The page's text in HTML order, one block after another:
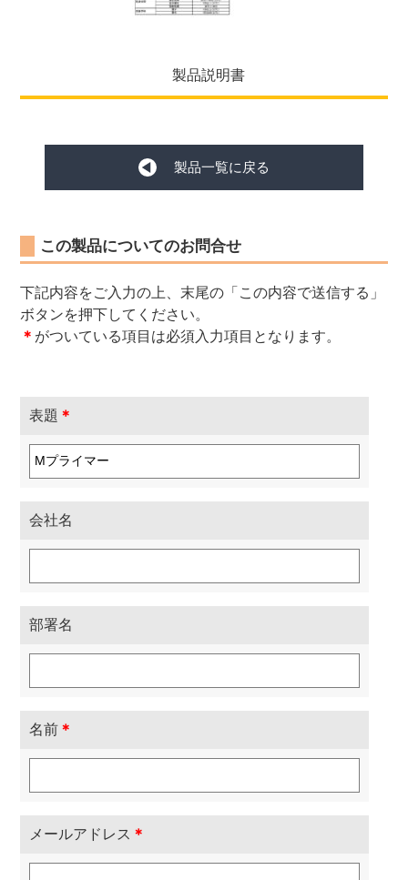
製品説明書
製品一覧に戻る
この製品についてのお問合せ
下記内容をご入力の上、末尾の「この内容で送信する」
ボタンを押下してください。
＊ がついている項目は必須入力項目となります。
表題 ＊
会社名
部署名
名前 ＊
メールアドレス ＊